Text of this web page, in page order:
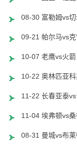
08-30 富勒姆vs
09-21 帕尔马vs
10-07 老鹰vs火
10-22 奥林匹亚
11-22 长春亚泰
11-04 埃弗顿vs
08-31 曼城vs布